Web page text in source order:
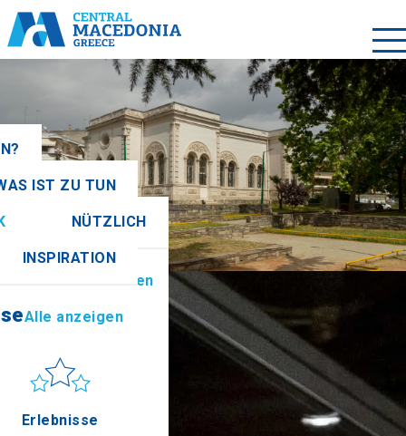
IST ZU TUN
NÜTZLICH
Alle anzeigen
to get there
INSPIRATION
Alle anzeigen
Erlebnisse